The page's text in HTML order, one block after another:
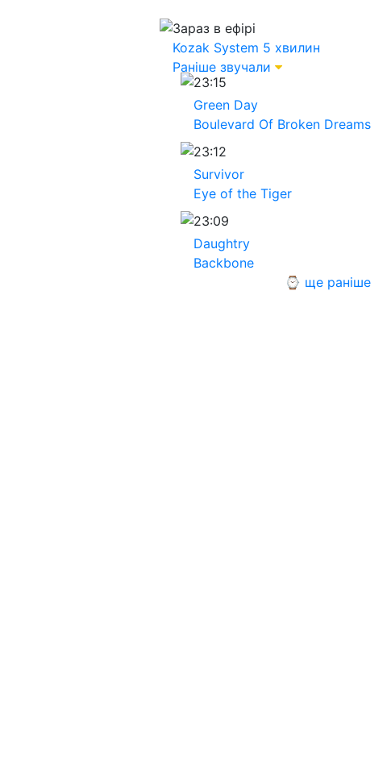
Зараз в ефірі
Kozak System 5 хвилин
Раніше звучали
23:15
Green Day
Boulevard Of Broken Dreams
23:12
Survivor
Eye of the Tiger
23:09
Daughtry
Backbone
⌚ ще раніше